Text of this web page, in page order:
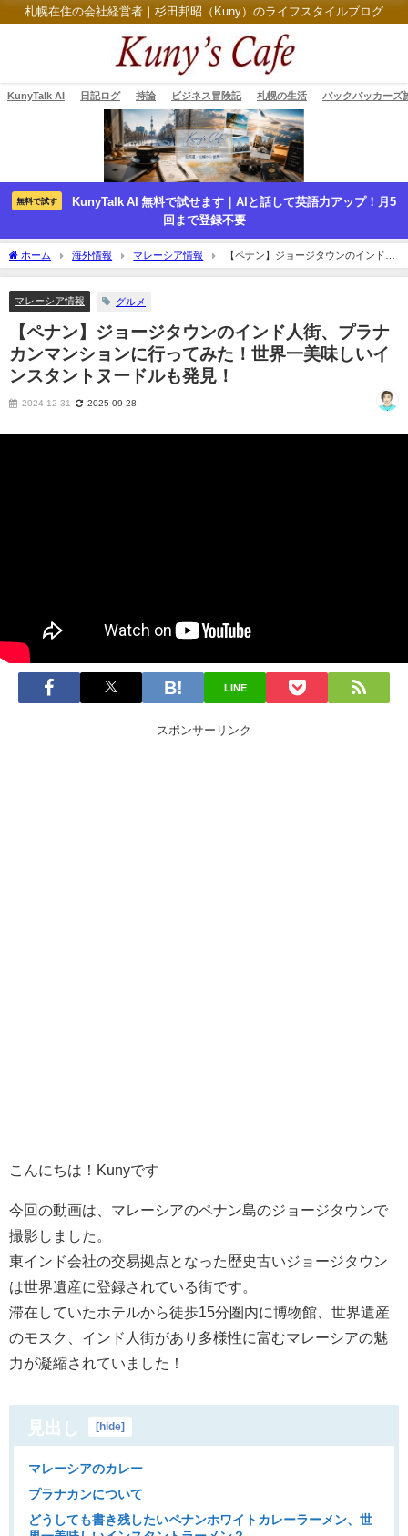
札幌在住の会社経営者｜杉田邦昭（Kuny）のライフスタイルブログ
KunyTalk AI 日記ログ 持論 ビジネス冒険記 札幌の生活 バックパッカーズ
無料で試す
KunyTalk AI 無料で試せます｜AIと話して英語力アップ！月5
回まで登録不要
ホーム 海外情報 マレーシア情報
【ペナン】ジョージタウンのインド人
街、プラナカンマンションに行ってみた！世界一美味しいインスタントヌードルも発
マレーシア情報
グルメ
【ペナン】ジョージタウンのインド人街、プラナ
カンマンションに行ってみた！世界一美味しいイ
ンスタントヌードルも発見！
2024-12-31 2025-09-28
LINE
スポンサーリンク
こんにちは！Kunyです
今回の動画は、マレーシアのペナン島のジョージタウンで
撮影しました。
東インド会社の交易拠点となった歴史古いジョージタウン
は世界遺産に登録されている街です。
滞在していたホテルから徒歩15分圏内に博物館、世界遺産
のモスク、インド人街があり多様性に富むマレーシアの魅
力が凝縮されていました！
見出し [hide]
マレーシアのカレー
プラナカンについて
どうしても書き残したいペナンホワイトカレーラーメン、世